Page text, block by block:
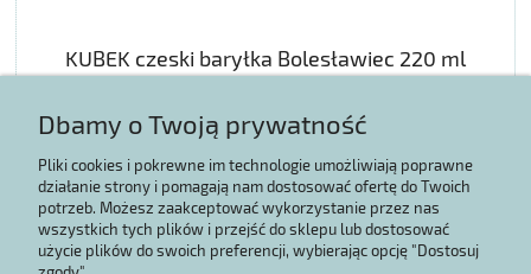
KUBEK czeski baryłka Bolesławiec 220 ml
46,49 zł
POWIADOM O DOSTĘPNOŚCI
Dbamy o Twoją prywatność
Pliki cookies i pokrewne im technologie umożliwiają poprawne
działanie strony i pomagają nam dostosować ofertę do Twoich
potrzeb. Możesz zaakceptować wykorzystanie przez nas
wszystkich tych plików i przejść do sklepu lub dostosować
użycie plików do swoich preferencji, wybierając opcję "Dostosuj